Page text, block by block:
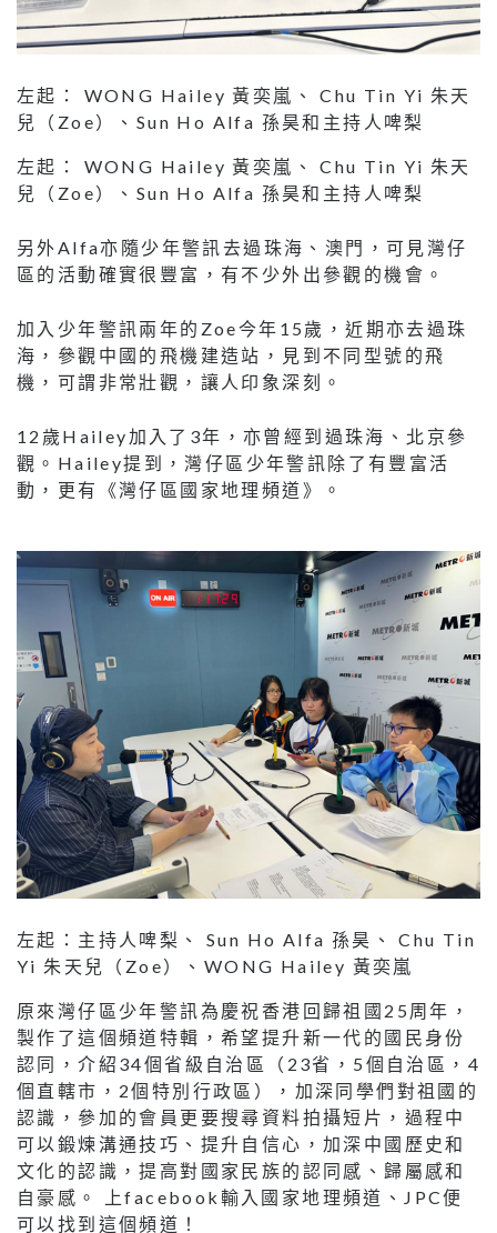
左起： WONG Hailey 黃奕嵐、 Chu Tin Yi 朱天
兒（Zoe）、Sun Ho Alfa 孫昊和主持人啤梨
左起： WONG Hailey 黃奕嵐、 Chu Tin Yi 朱天
兒（Zoe）、Sun Ho Alfa 孫昊和主持人啤梨
另外Alfa亦隨少年警訊去過珠海、澳門，可見灣仔
區的活動確實很豐富，有不少外出參觀的機會。
加入少年警訊兩年的Zoe今年15歲，近期亦去過珠
海，參觀中國的飛機建造站，見到不同型號的飛
機，可謂非常壯觀，讓人印象深刻。
12歲Hailey加入了3年，亦曾經到過珠海、北京參
觀。Hailey提到，灣仔區少年警訊除了有豐富活
動，更有《灣仔區國家地理頻道》。
左起：主持人啤梨、 Sun Ho Alfa 孫昊、 Chu Tin
Yi 朱天兒（Zoe）、WONG Hailey 黃奕嵐
原來灣仔區少年警訊為慶祝香港回歸祖國25周年，
製作了這個頻道特輯，希望提升新一代的國民身份
認同，介紹34個省級自治區（23省，5個自治區，4
個直轄市，2個特別行政區），加深同學們對祖國的
認識，參加的會員更要搜尋資料拍攝短片，過程中
可以鍛煉溝通技巧、提升自信心，加深中國歷史和
文化的認識，提高對國家民族的認同感、歸屬感和
自豪感。 上facebook輸入國家地理頻道、JPC便
可以找到這個頻道！